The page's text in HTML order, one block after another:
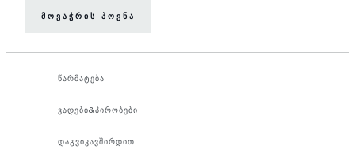
ᲛᲝᲕᲐᲭᲠᲘᲡ ᲞᲝᲕᲜᲐ
წარმატება
ვადები&პირობები
დაგვიკავშირდით